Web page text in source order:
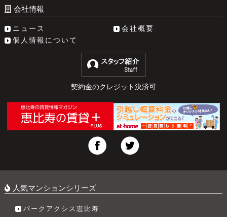
会社情報
ニュース
会社概要
個人情報について
契約金のクレジット決済可
人気マンションシリーズ
パークアクシス恵比寿